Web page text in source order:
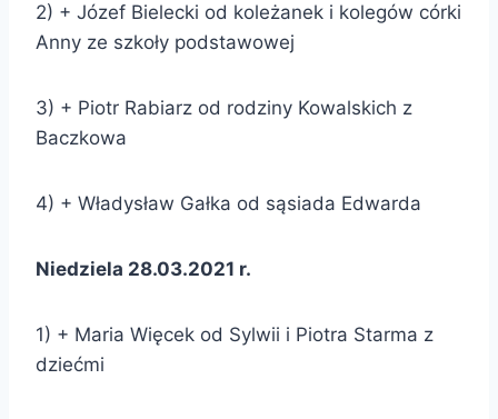
2) + Józef Bielecki od koleżanek i kolegów córki
Anny ze szkoły podstawowej
3) + Piotr Rabiarz od rodziny Kowalskich z
Baczkowa
4) + Władysław Gałka od sąsiada Edwarda
Niedziela 28.03.2021 r.
1) + Maria Więcek od Sylwii i Piotra Starma z
dziećmi